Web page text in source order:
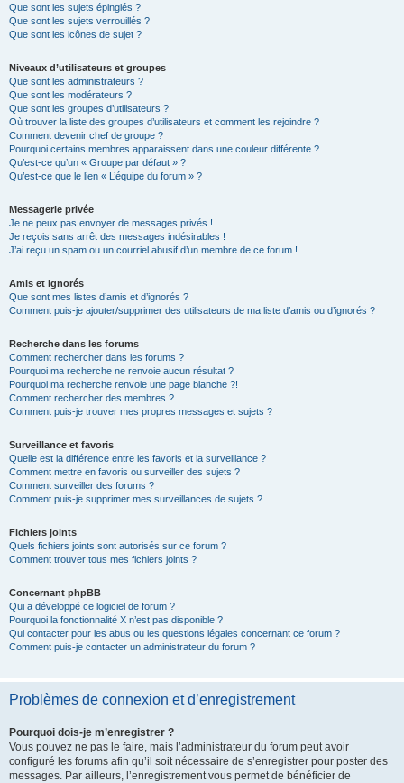
Que sont les sujets épinglés ?
Que sont les sujets verrouillés ?
Que sont les icônes de sujet ?
Niveaux d’utilisateurs et groupes
Que sont les administrateurs ?
Que sont les modérateurs ?
Que sont les groupes d’utilisateurs ?
Où trouver la liste des groupes d’utilisateurs et comment les rejoindre ?
Comment devenir chef de groupe ?
Pourquoi certains membres apparaissent dans une couleur différente ?
Qu’est-ce qu’un « Groupe par défaut » ?
Qu’est-ce que le lien « L’équipe du forum » ?
Messagerie privée
Je ne peux pas envoyer de messages privés !
Je reçois sans arrêt des messages indésirables !
J’ai reçu un spam ou un courriel abusif d’un membre de ce forum !
Amis et ignorés
Que sont mes listes d’amis et d’ignorés ?
Comment puis-je ajouter/supprimer des utilisateurs de ma liste d’amis ou d’ignorés ?
Recherche dans les forums
Comment rechercher dans les forums ?
Pourquoi ma recherche ne renvoie aucun résultat ?
Pourquoi ma recherche renvoie une page blanche ?!
Comment rechercher des membres ?
Comment puis-je trouver mes propres messages et sujets ?
Surveillance et favoris
Quelle est la différence entre les favoris et la surveillance ?
Comment mettre en favoris ou surveiller des sujets ?
Comment surveiller des forums ?
Comment puis-je supprimer mes surveillances de sujets ?
Fichiers joints
Quels fichiers joints sont autorisés sur ce forum ?
Comment trouver tous mes fichiers joints ?
Concernant phpBB
Qui a développé ce logiciel de forum ?
Pourquoi la fonctionnalité X n’est pas disponible ?
Qui contacter pour les abus ou les questions légales concernant ce forum ?
Comment puis-je contacter un administrateur du forum ?
Problèmes de connexion et d’enregistrement
Pourquoi dois-je m’enregistrer ?
Vous pouvez ne pas le faire, mais l’administrateur du forum peut avoir
configuré les forums afin qu’il soit nécessaire de s’enregistrer pour poster des
messages. Par ailleurs, l’enregistrement vous permet de bénéficier de